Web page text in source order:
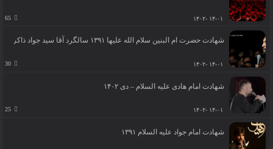
۱۴-۰۱ -۱۴۰۲ 65
شهادت حضرت ام البنین سلام الله علیها ۱۳۹۱ سالگرد آقا سید جواد ذاکر
۱۴-۰۱ -۱۴۰۲ 30
شهادت امام هادی علیه السلام – دی ۱۴۰۲
۱۴-۰۱ -۱۴۰۲ 25
شهادت امام جواد علیه السلام ۱۳۹۱